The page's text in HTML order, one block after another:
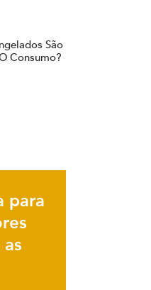
São
Consumo?
para